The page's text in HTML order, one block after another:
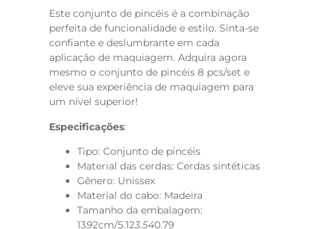
Este conjunto de pincéis é a combinação
perfeita de funcionalidade e estilo. Sinta-se
confiante e deslumbrante em cada
aplicação de maquiagem. Adquira agora
mesmo o conjunto de pincéis 8 pcs/set e
eleve sua experiência de maquiagem para
um nível superior!
Especificações:
Tipo: Conjunto de pincéis
Material das cerdas: Cerdas sintéticas
Gênero: Unissex
Material do cabo: Madeira
Tamanho da embalagem:
1392cm/5.123.540.79